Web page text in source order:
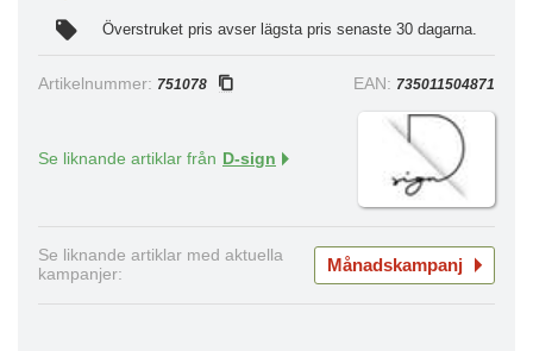
Överstruket pris avser lägsta pris senaste 30 dagarna.
Artikelnummer: 751078 EAN: 735011504871
Se liknande artiklar från D-sign
Se liknande artiklar med aktuella
kampanjer:
Månadskampanj